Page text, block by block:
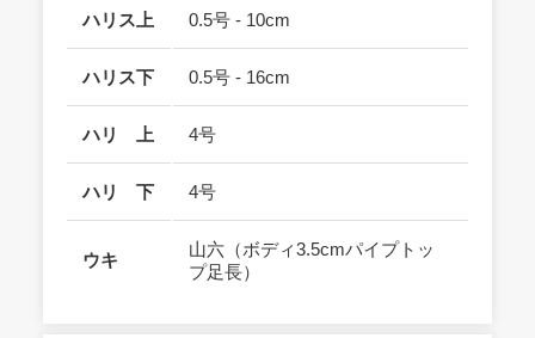
ハリス上 0.5号 - 10cm
ハリス下 0.5号 - 16cm
ハリ 上 4号
ハリ 下 4号
ウキ
山六（ボディ3.5cmパイプトッ
プ足長）